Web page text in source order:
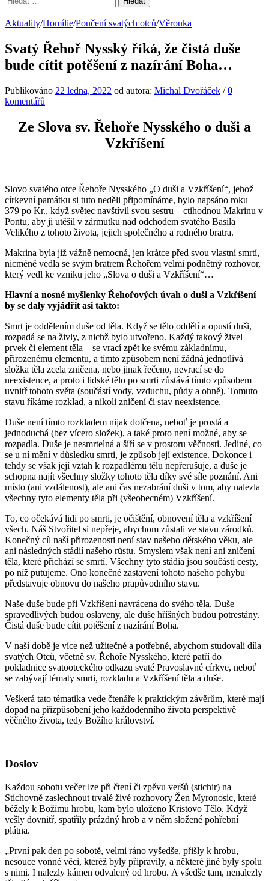
Aktuality/Homílie/Poučení svatých otců/Věrouka
Svatý Řehoř Nysský říká, že čistá duše
bude cítit potěšení z nazírání Boha…
Publikováno 22 ledna, 2022 od autora: Michal Dvořáček /0
komentářů
Ze Slova sv. Řehoře Nysského o duši a
Vzkříšení
Slovo svatého otce Řehoře Nysského „O duši a Vzkříšení“, jehož
církevní památku si tuto neděli připomínáme, bylo napsáno roku
379 po Kr., když světec navštívil svou sestru – ctihodnou Makrinu v
Pontu, aby ji utěšil v zármutku nad odchodem svatého Basila
Velikého z tohoto života, jejich společného a rodného bratra.
Makrina byla již vážně nemocná, jen krátce před svou vlastní smrtí,
nicméně vedla se svým bratrem Řehořem velmi podnětný rozhovor,
který vedl ke vzniku jeho „Slova o duši a Vzkříšení“…
Hlavní a nosné myšlenky Řehořových úvah o duši a Vzkříšení
by se daly vyjádřit asi takto:
Smrt je oddělením duše od těla. Když se tělo oddělí a opustí duši,
rozpadá se na živly, z nichž bylo utvořeno. Každý takový živel –
prvek či element těla – se vrací zpět ke svému základnímu,
přirozenému elementu, a tímto způsobem není žádná jednotlivá
složka těla zcela zničena, nebo jinak řečeno, nevrací se do
neexistence, a proto i lidské tělo po smrti zůstává tímto způsobem
uvnitř tohoto světa (součástí vody, vzduchu, půdy a ohně). Tomuto
stavu říkáme rozklad, a nikoli zničení či stav neexistence.
Duše není tímto rozkladem nijak dotčena, neboť je prostá a
jednoduchá (bez vícero složek), a také proto není možné, aby se
rozpadla. Duše je nesmrtelná a šíří se v prostoru věčnosti. Jediné, co
se u ní mění v důsledku smrti, je způsob její existence. Dokonce i
tehdy se však její vztah k rozpadlému tělu nepřerušuje, a duše je
schopna najít všechny složky tohoto těla díky své síle poznání. Ani
místo (ani vzdálenost), ale ani čas nezabrání duši v tom, aby nalezla
všechny tyto elementy těla při (všeobecném) Vzkříšení.
To, co očekává lidi po smrti, je očištění, obnovení těla a vzkříšení
všech. Náš Stvořitel si nepřeje, abychom zůstali ve stavu zárodků.
Konečný cíl naší přirozenosti není stav našeho dětského věku, ale
ani následných stádií našeho růstu. Smyslem však není ani zničení
těla, které přichází se smrtí. Všechny tyto stádia jsou součástí cesty,
po níž putujeme. Ono konečné zastavení tohoto našeho pohybu
představuje obnovu do našeho prapůvodního stavu.
Naše duše bude při Vzkříšení navrácena do svého těla. Duše
spravedlivých budou oslaveny, ale duše hříšných budou potrestány.
Čistá duše bude cítit potěšení z nazírání Boha.
V naší době je více než užitečné a potřebné, abychom studovali díla
svatých Otců, včetně sv. Řehoře Nysského, které patří do
pokladnice svatooteckého odkazu svaté Pravoslavné církve, neboť
se zabývají tématy smrti, rozkladu a Vzkříšení těla a duše.
Veškerá tato tématika vede čtenáře k praktickým závěrům, které mají
dopad na přizpůsobení jeho každodenního života perspektivě
věčného života, tedy Božího království.
Doslov
Každou sobotu večer lze při čtení či zpěvu veršů (stichir) na
Stichovně zaslechnout trvalé živé rozhovory Žen Myronosic, které
běžely k Božímu hrobu, kam bylo uloženo Kristovo Tělo. Když
vešly dovnitř, spatřily prázdný hrob a v něm složené pohřební
plátna.
„První pak den po sobotě, velmi ráno vyšedše, přišly k hrobu,
nesouce vonné věci, kteréž byly připravily, a některé jiné byly spolu
s nimi. I nalezly kámen odvalený od hrobu. A všedše tam, nenalezly